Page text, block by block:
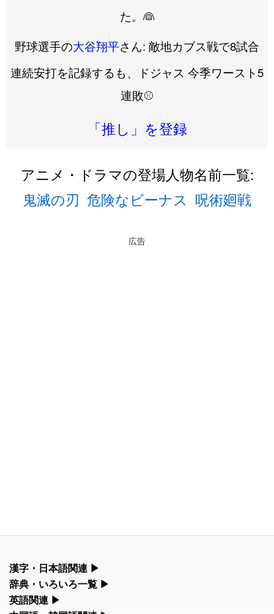
た。👰
野球選手の大谷翔平さん: 敵地カブス戦で8試合
連続安打を記録するも、ドジャス 今季ワースト5
連敗⚾️
「推し」を登録
アニメ・ドラマの登場人物名前一覧:
鬼滅の刃 危険なビーナス 呪術廻戦
広告
漢字・日本語関連 ▶
漢字の読み方検索、手書き入力、書き順練習など、日本語学習に
辞典・いろいろ一覧 ▶
部首・画数別の漢字一覧、熟語辞典、地名・駅名検索など、各種
リファレンスツールです。
英語関連 ▶